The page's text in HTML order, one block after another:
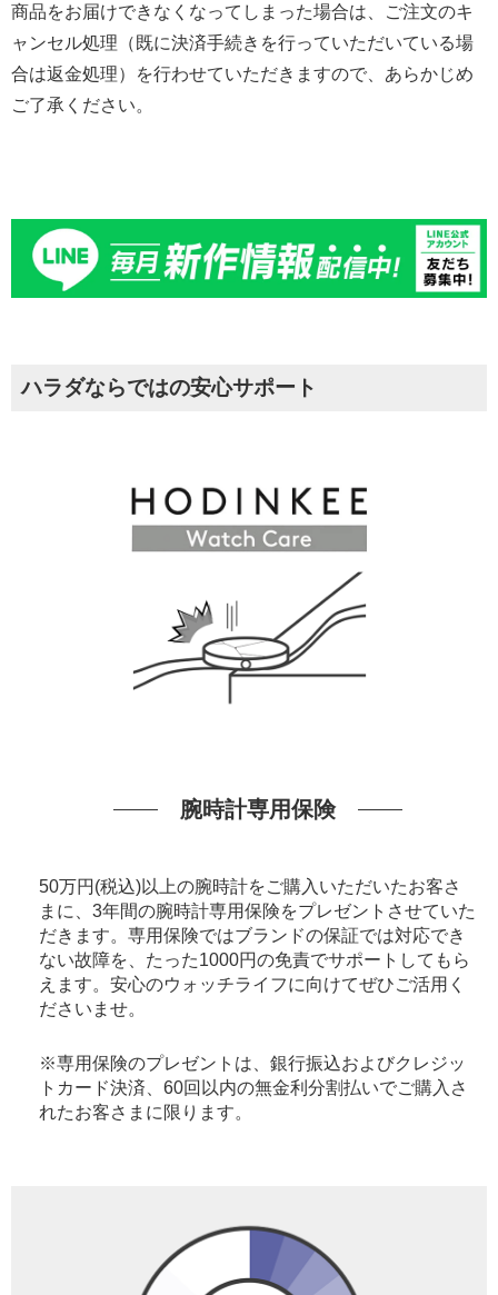
商品をお届けできなくなってしまった場合は、ご注文のキ
ャンセル処理（既に決済手続きを行っていただいている場
合は返金処理）を行わせていただきますので、あらかじめ
ご了承ください。
ハラダならではの安心サポート
腕時計専用保険
50万円(税込)以上の腕時計をご購入いただいたお客さ
まに、3年間の腕時計専用保険をプレゼントさせていた
だきます。専用保険ではブランドの保証では対応でき
ない故障を、たった1000円の免責でサポートしてもら
えます。安心のウォッチライフに向けてぜひご活用く
ださいませ。
※専用保険のプレゼントは、銀行振込およびクレジッ
トカード決済、60回以内の無金利分割払いでご購入さ
れたお客さまに限ります。